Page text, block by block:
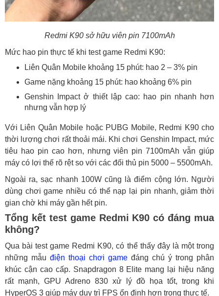
Redmi K90 sở hữu viên pin 7100mAh
Mức hao pin thực tế khi test game Redmi K90:
Liên Quân Mobile khoảng 15 phút: hao 2 – 3% pin
Game nặng khoảng 15 phút: hao khoảng 6% pin
Genshin Impact ở thiết lập cao: hao pin nhanh hơn
nhưng vẫn hợp lý
Với Liên Quân Mobile hoặc PUBG Mobile, Redmi K90 cho
thời lượng chơi rất thoải mái. Khi chơi Genshin Impact, mức
tiêu hao pin cao hơn, nhưng viên pin 7100mAh vẫn giúp
máy có lợi thế rõ rệt so với các đối thủ pin 5000 – 5500mAh.
Ngoài ra, sạc nhanh 100W cũng là điểm cộng lớn. Người
dùng chơi game nhiều có thể nạp lại pin nhanh, giảm thời
gian chờ khi máy gần hết pin.
Tổng kết test game Redmi K90 có đáng mua
không?
Qua bài test game Redmi K90, có thể thấy đây là một trong
những mẫu điện thoại chơi game đáng chú ý trong phân
khúc cận cao cấp. Snapdragon 8 Elite mang lại hiệu năng
rất mạnh, GPU Adreno 830 xử lý đồ họa tốt, trong khi
HyperOS 3 giúp máy duy trì FPS ổn định hơn trong thực tế.